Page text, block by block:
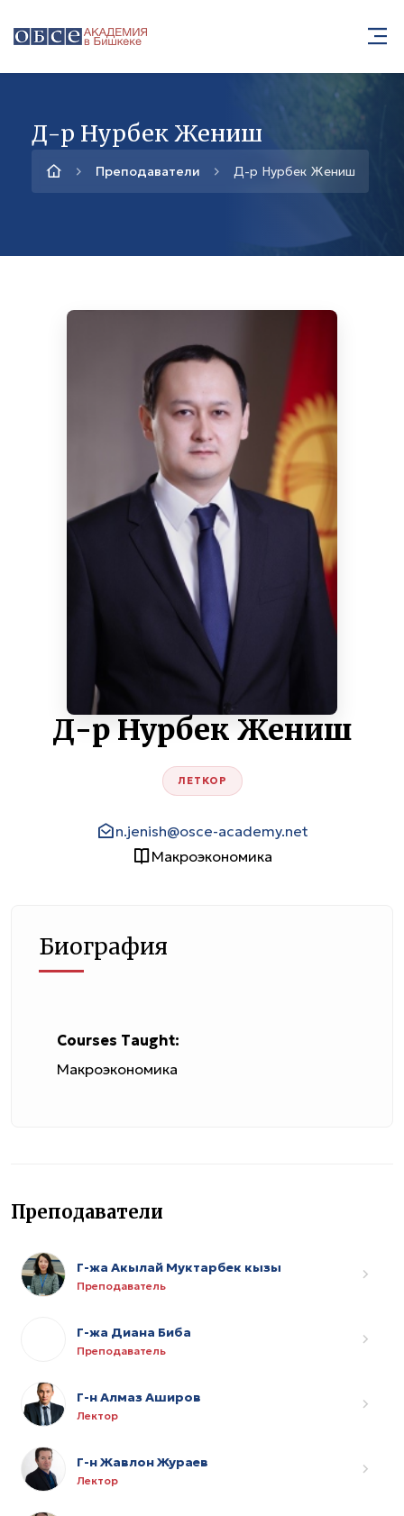
Д-р Нурбек Жениш
Преподаватели Д-р Нурбек Жениш
Д-р Нурбек Жениш
ЛЕТКОР
n.jenish@osce-academy.net
Макроэкономика
Биография
Courses Taught:
Макроэкономика
Преподаватели
Г-жа Акылай Муктарбек кызы
Преподаватель
Г-жа Диана Биба
Преподаватель
Г-н Алмаз Аширов
Лектор
Г-н Жавлон Жураев
Лектор